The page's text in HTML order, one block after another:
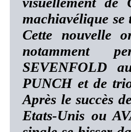
machiavélique
Cette nouvelle
notamment
SEVENFOLD
PUNCH et de
Après le succès
Etats-Unis ou